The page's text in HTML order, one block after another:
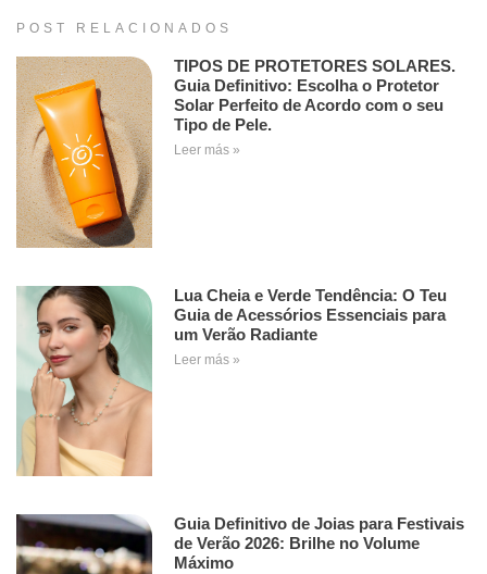
POST RELACIONADOS
TIPOS DE PROTETORES SOLARES.
Guia Definitivo: Escolha o Protetor
Solar Perfeito de Acordo com o seu
Tipo de Pele.
Leer más »
Lua Cheia e Verde Tendência: O Teu
Guia de Acessórios Essenciais para
um Verão Radiante
Leer más »
Guia Definitivo de Joias para Festivais
de Verão 2026: Brilhe no Volume
Máximo